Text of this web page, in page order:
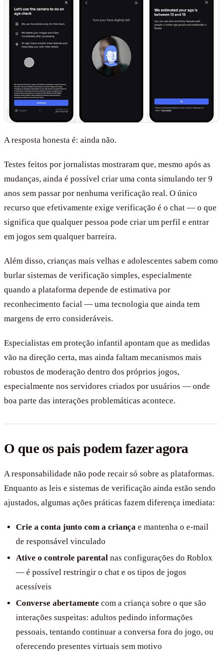
A resposta honesta é: ainda não.
Testes feitos por jornalistas mostraram que, mesmo após as
mudanças, ainda é possível criar uma conta simulando ter 9
anos sem passar por nenhuma verificação real. O único
recurso que efetivamente exige verificação é o chat — o que
significa que qualquer pessoa pode criar um perfil e entrar
em jogos sem qualquer barreira.
Além disso, crianças mais velhas e adolescentes sabem como
burlar sistemas de verificação simples, especialmente
quando a plataforma depende de estimativa por
reconhecimento facial — uma tecnologia que ainda tem
margens de erro consideráveis.
Especialistas em proteção infantil apontam que as medidas
vão na direção certa, mas ainda faltam mecanismos mais
robustos de moderação dentro dos próprios jogos,
especialmente nos servidores criados por usuários — onde
boa parte das interações problemáticas acontece.
O que os pais podem fazer agora
A responsabilidade não pode recair só sobre as plataformas.
Enquanto as leis e sistemas de verificação ainda estão sendo
ajustados, algumas ações práticas fazem diferença imediata:
Crie a conta junto com a criança e mantenha o e-mail
de responsável vinculado
Ative o controle parental nas configurações do Roblox
— é possível restringir o chat e os tipos de jogos
acessíveis
Converse abertamente com a criança sobre o que são
interações suspeitas: adultos pedindo informações
pessoais, tentando continuar a conversa fora do jogo, ou
oferecendo presentes virtuais sem motivo